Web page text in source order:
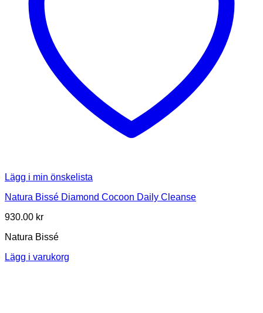
Lägg i min önskelista
Natura Bissé Diamond Cocoon Daily Cleanse
930.00 kr
Natura Bissé
Lägg i varukorg